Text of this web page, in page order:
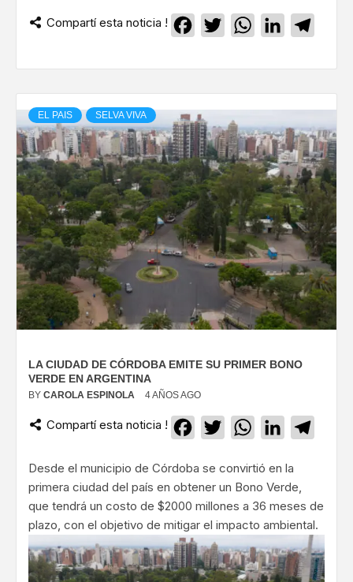
Compartí esta noticia ! Facebook
TwitterWhatsApp
LinkedIn
EL PAIS SELVA VIVA
LA CIUDAD DE CÓRDOBA EMITE SU PRIMER BONO
VERDE EN ARGENTINA
BY CAROLA ESPINOLA 4 AÑOS AGO
Compartí esta noticia ! Facebook
TwitterWhatsApp
LinkedIn
Desde el municipio de Córdoba se convirtió en la
primera ciudad del país en obtener un Bono Verde,
que tendrá un costo de $2000 millones a 36 meses de
plazo, con el objetivo de mitigar el impacto ambiental.